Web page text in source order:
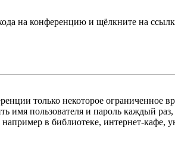
на конференцию и щёлкните на
только некоторое ограниченное
имя пользователя и пароль каждый
в библиотеке, интернет-кафе,